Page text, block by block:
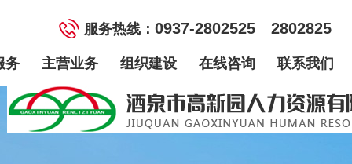
服务热线：0937-2802525 2802825
务 主营业务 组织建设 在线咨询 联系我们